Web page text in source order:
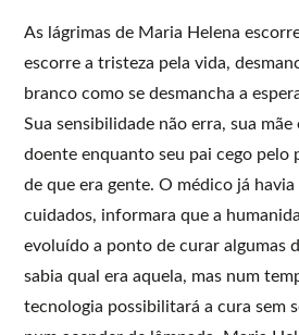
As lágrimas de Maria Helena
escorre a tristeza pela vida,
branco como se desmancha a
Sua sensibilidade não erra, sua
doente enquanto seu pai cego pelo
de que era gente. O médico já
cuidados, informara que a
evoluído a ponto de curar algumas
sabia qual era aquela, mas num
tecnologia possibilitará a cura sem